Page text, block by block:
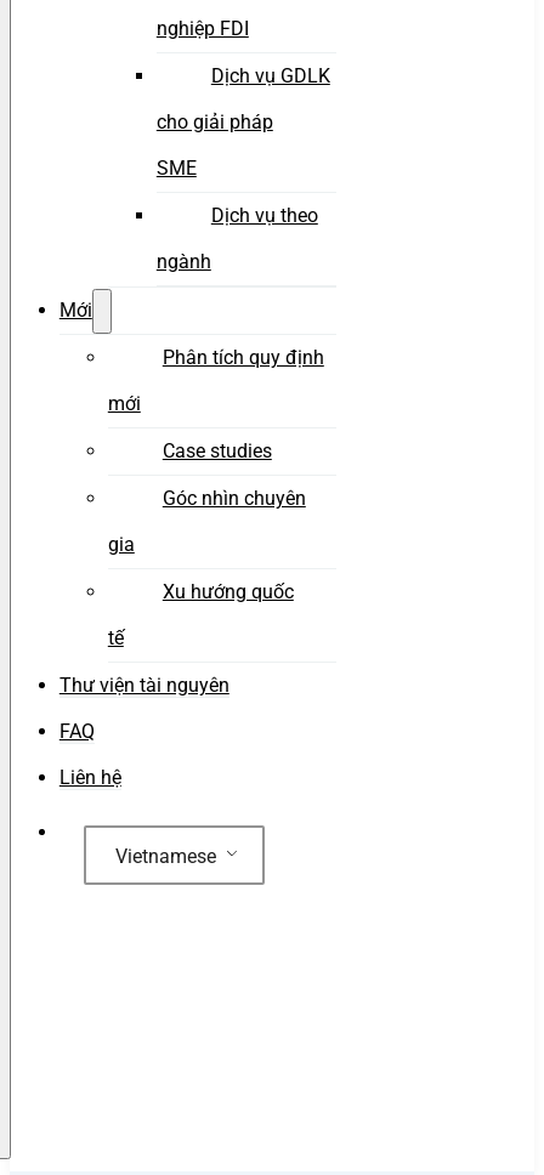
nghiệp FDI
Dịch vụ GDLK
cho giải pháp
SME
Dịch vụ theo
ngành
Mới
Phân tích quy định
mới
Case studies
Góc nhìn chuyên
gia
Xu hướng quốc
tế
Thư viện tài nguyên
FAQ
Liên hệ
Vietnamese